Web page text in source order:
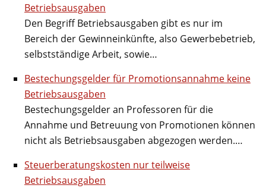
Betriebsausgaben
Den Begriff Betriebsausgaben gibt es nur im
Bereich der Gewinneinkünfte, also Gewerbebetrieb,
selbstständige Arbeit, sowie…
Bestechungsgelder für Promotionsannahme keine
Betriebsausgaben
Bestechungsgelder an Professoren für die
Annahme und Betreuung von Promotionen können
nicht als Betriebsausgaben abgezogen werden.…
Steuerberatungskosten nur teilweise
Betriebsausgaben